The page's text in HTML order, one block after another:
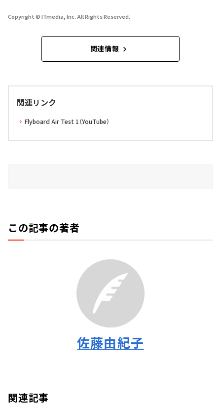
Copyright © ITmedia, Inc. All Rights Reserved.
関連情報
関連リンク
Flyboard Air Test 1（YouTube）
この記事の著者
佐藤由紀子
関連記事